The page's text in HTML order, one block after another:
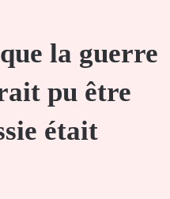
la guerre
pu être
était